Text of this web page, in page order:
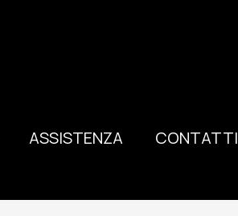
ASSISTENZA CONTATTI